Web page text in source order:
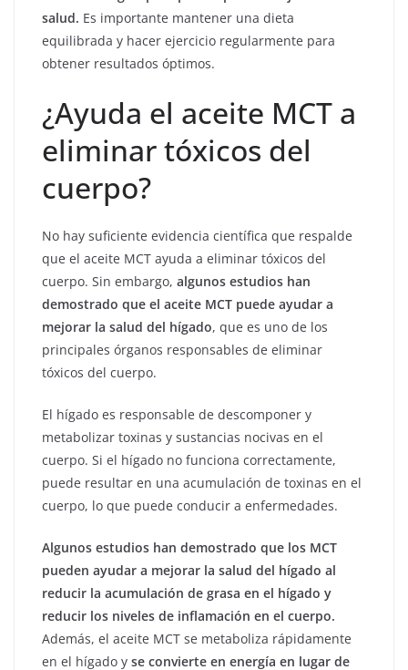
salud. Es importante mantener una dieta
equilibrada y hacer ejercicio regularmente para
obtener resultados óptimos.
¿Ayuda el aceite MCT a
eliminar tóxicos del
cuerpo?
No hay suficiente evidencia científica que respalde
que el aceite MCT ayuda a eliminar tóxicos del
cuerpo. Sin embargo, algunos estudios han
demostrado que el aceite MCT puede ayudar a
mejorar la salud del hígado, que es uno de los
principales órganos responsables de eliminar
tóxicos del cuerpo.
El hígado es responsable de descomponer y
metabolizar toxinas y sustancias nocivas en el
cuerpo. Si el hígado no funciona correctamente,
puede resultar en una acumulación de toxinas en el
cuerpo, lo que puede conducir a enfermedades.
Algunos estudios han demostrado que los MCT
pueden ayudar a mejorar la salud del hígado al
reducir la acumulación de grasa en el hígado y
reducir los niveles de inflamación en el cuerpo.
Además, el aceite MCT se metaboliza rápidamente
en el hígado y se convierte en energía en lugar de